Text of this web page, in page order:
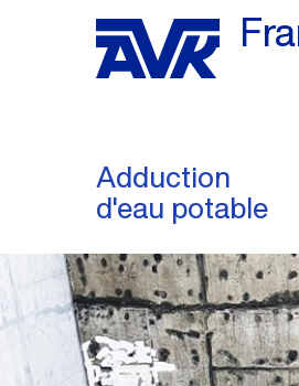
Adduction
d'eau potable